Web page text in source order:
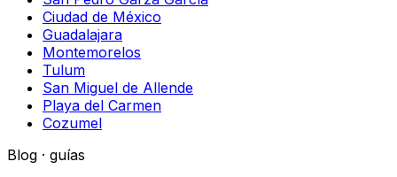
Ciudad de México
Guadalajara
Montemorelos
Tulum
San Miguel de Allende
Playa del Carmen
Cozumel
Blog · guías